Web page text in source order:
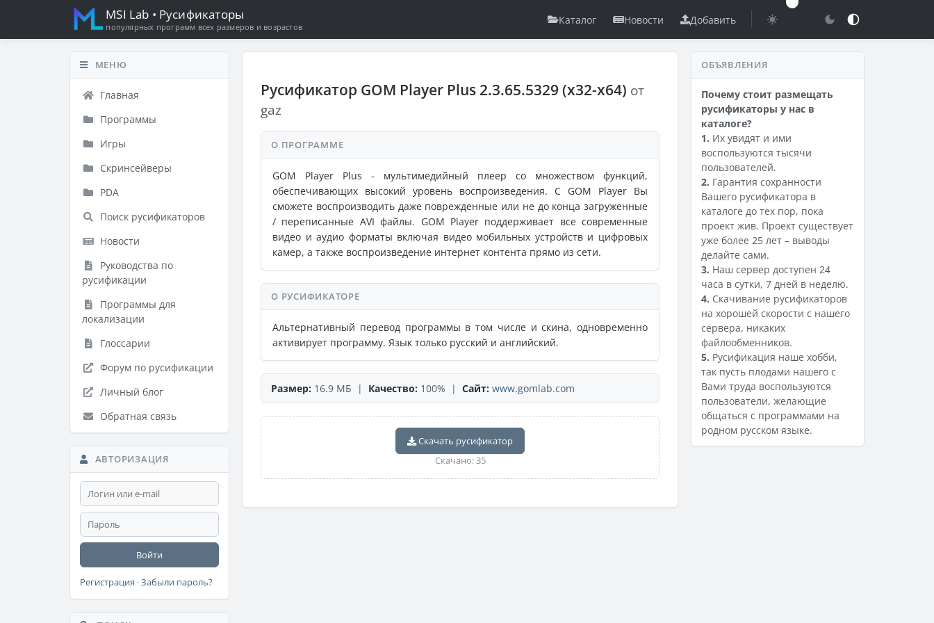
MSI Lab • Русификаторы
популярных программ всех размеров и возрастов
Каталог Новости Добавить
МЕНЮ
Главная
Программы
Игры
Скринсейверы
PDA
Поиск русификаторов
Новости
Руководства по
русификации
Программы для
локализации
Глоссарии
Форум по русификации
Личный блог
Обратная связь
АВТОРИЗАЦИЯ
Войти
Регистрация ·Забыли пароль?
Русификатор GOM Player Plus 2.3.65.5329 (x32-x64) от
gaz
О ПРОГРАММЕ
GOM Player Plus - мультимедийный плеер со множеством функций,
обеспечивающих высокий уровень воспроизведения. С GOM Player Вы
сможете воспроизводить даже поврежденные или не до конца загруженные
/ переписанные AVI файлы. GOM Player поддерживает все современные
видео и аудио форматы включая видео мобильных устройств и цифровых
камер, а также воспроизведение интернет контента прямо из сети.
О РУСИФИКАТОРЕ
Альтернативный перевод программы в том числе и скина, одновременно
активирует программу. Язык только русский и английский.
Размер: 16.9 МБ | Качество: 100% | Сайт: www.gomlab.com
Скачать русификатор
Скачано: 35
ОБЪЯВЛЕНИЯ
Почему стоит размещать
русификаторы у нас в
каталоге?
1. Их увидят и ими
воспользуются тысячи
пользователей.
2. Гарантия сохранности
Вашего русификатора в
каталоге до тех пор, пока
проект жив. Проект существует
уже более 25 лет – выводы
делайте сами.
3. Наш сервер доступен 24
часа в сутки, 7 дней в неделю.
4. Скачивание русификаторов
на хорошей скорости с нашего
сервера, никаких
файлообменников.
5. Русификация наше хобби,
так пусть плодами нашего с
Вами труда воспользуются
пользователи, желающие
общаться с программами на
родном русском языке.